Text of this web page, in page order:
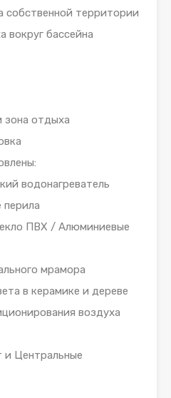
собственной территории
бассейна
отдыха
водонагреватель
перила
ПВХ / Алюминиевые
мрамора
в керамике и дереве
воздуха
и Центральные